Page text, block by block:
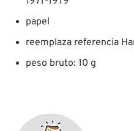
papel
reemplaza referencia
peso bruto: 10 g